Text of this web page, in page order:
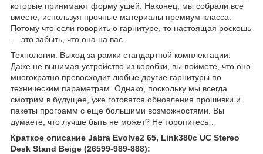
которые принимают форму ушей. Наконец, мы собрали все
вместе, используя прочные материалы премиум-класса.
Потому что если говорить о гарнитуре, то настоящая роскошь
— это забыть, что она на вас.
Технологии. Выход за рамки стандартной комплектации.
Даже не вынимая устройство из коробки, вы поймете, что оно
многократно превосходит любые другие гарнитуры по
техническим параметрам. Однако, поскольку мы всегда
смотрим в будущее, уже готовятся обновления прошивки и
пакеты программ с еще большими возможностями. Вы
думаете, что лучше быть не может? Не торопитесь…
Краткое описание Jabra Evolve2 65, Link380c UC Stereo
Desk Stand Beige (26599-989-888):